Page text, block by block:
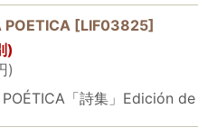
POETICA [LIF03825]
)
)
POÉTICA「詩集」Edición